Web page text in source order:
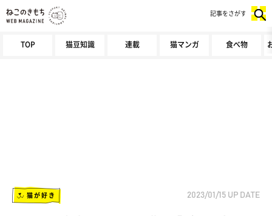
TOP 猫豆知識 連載 猫マンガ 食べ物
記事をさがす
猫が好き 2023/01/15 UP DATE